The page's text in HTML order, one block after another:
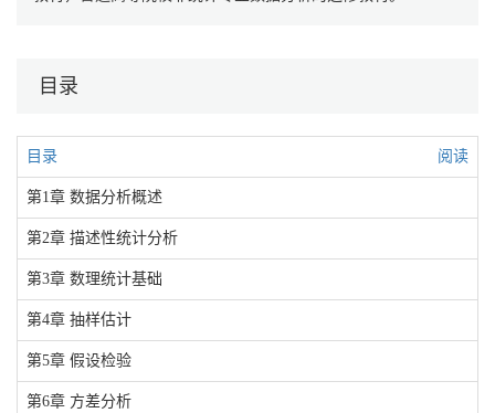
目录
目录 阅读
第1章 数据分析概述
第2章 描述性统计分析
第3章 数理统计基础
第4章 抽样估计
第5章 假设检验
第6章 方差分析